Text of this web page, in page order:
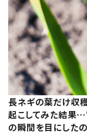
長ネギの葉だけ収
起こしてみた結果
の瞬間を目にしたの